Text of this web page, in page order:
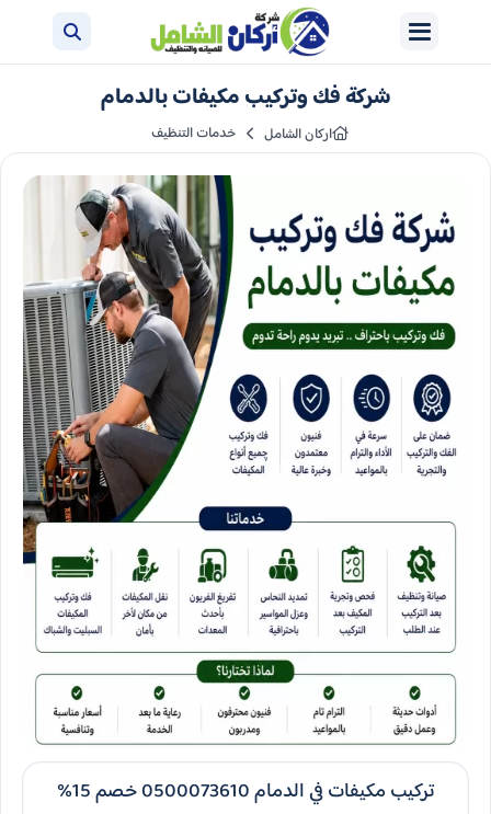
شركة فك وتركيب مكيفات بالدمام
اركان الشامل خدمات التنظيف
تركيب مكيفات في الدمام 0500073610 خصم 15%